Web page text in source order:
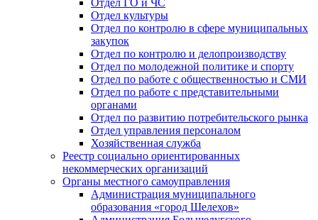
Отдел культуры
Отдел по контролю в сфере муниципальных
закупок
Отдел по контролю и делопроизводству
Отдел по молодежной политике и спорту
Отдел по работе с общественностью и СМИ
Отдел по работе с представительными
органами
Отдел по развитию потребительского рынка
Отдел управления персоналом
Хозяйственная служба
Реестр социально ориентированных
некоммерческих организаций
Органы местного самоуправления
Администрация муниципального
образования «город Шелехов»